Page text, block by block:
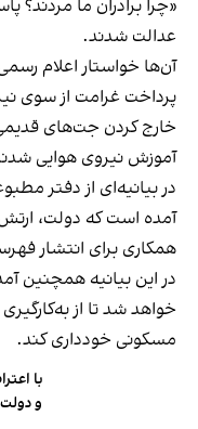
«چرا برادران ما مردند؟
عدالت شدند.
آن‌ها خواستار اعلام
پرداخت غرامت از سوی
خارج کردن جت‌های
آموزش نیروی هوایی
در بیانیه‌ای از دفتر
آمده است که دولت،
همکاری برای انتشار
در این بیانیه همچنین
خواهد شد تا از
مسکونی خودداری کند.
با
و